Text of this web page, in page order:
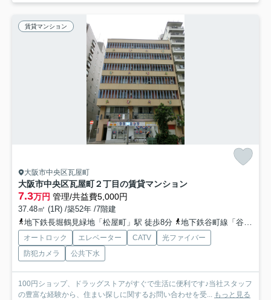
賃貸マンション
大阪市中央区瓦屋町
大阪市中央区瓦屋町２丁目の賃貸マンション
7.3万円 管理/共益費5,000円
37.48㎡ (1R) /築52年 /7階建
地下鉄長堀鶴見緑地「松屋町」駅 徒歩8分
地下鉄谷町線「谷町九丁目」駅 徒歩11分
オートロック エレベーター CATV
光ファイバー
防犯カメラ
公共下水
100円ショップ、ドラッグストアがすぐで生活に便利です♪当社スタッフ
の豊富な経験から、住まい探しに関するお問い合わせを受... もっと見る